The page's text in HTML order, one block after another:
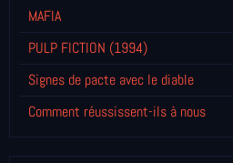
MAFIA
PULP FICTION (1994)
Signes de pacte avec le diable
Comment réussissent-ils à nous